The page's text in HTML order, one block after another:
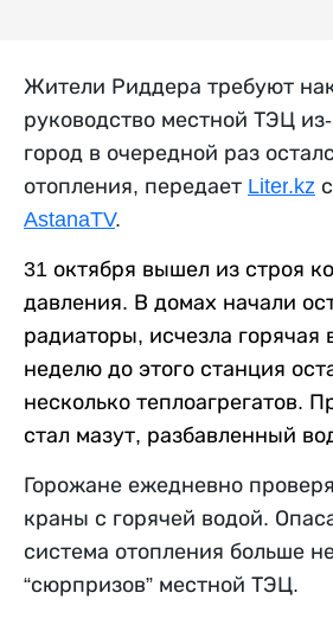
Жители Риддера требуют
руководство местной ТЭЦ из-
город в очередной раз
отопления, передает Liter.kz
AstanaTV.
31 октября вышел из строя
давления. В домах начали
радиаторы, исчезла горячая
неделю до этого станция
несколько теплоагрегатов.
стал мазут, разбавленный
Горожане ежедневно
краны с горячей водой.
система отопления больше
“сюрпризов” местной ТЭЦ.